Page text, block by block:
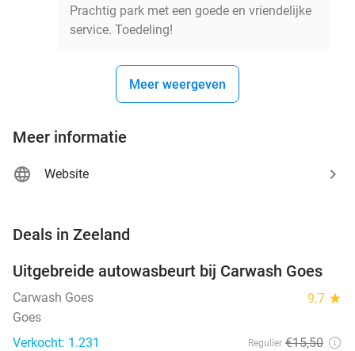
Prachtig park met een goede en vriendelijke
service. Toedeling!
Meer weergeven
Meer informatie
Website
Deals in Zeeland
36%
Uitgebreide autowasbeurt bij Carwash Goes
Carwash Goes 9.7 star
Goes
Verkocht: 1.231
Regulier €15,50